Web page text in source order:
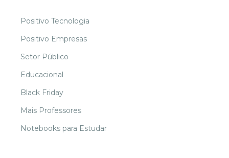
Positivo Tecnologia
Positivo Empresas
Setor Público
Educacional
Black Friday
Mais Professores
Notebooks para Estudar